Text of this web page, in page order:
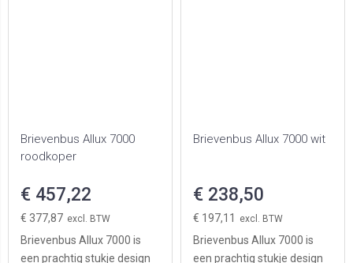
Brievenbus Allux 7000
roodkoper
€ 457,22
€ 377,87
Brievenbus Allux 7000 is
een prachtig stukje design
Brievenbus Allux 7000 wit
€ 238,50
€ 197,11
Brievenbus Allux 7000 is
een prachtig stukje design